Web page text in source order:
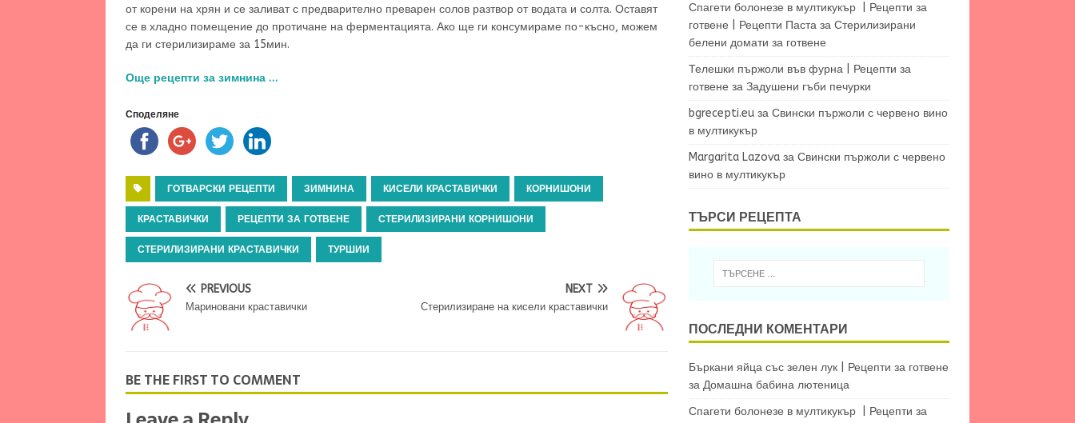
от корени на хрян и се заливат с предварително преварен солов разтвор от водата и солта. Оставят
се в хладно помещение до протичане на ферментацията. Ако ще ги консумираме по-късно, можем
да ги стерилизираме за 15мин.
Още рецепти за зимнина …
Споделяне
ГОТВАРСКИ РЕЦЕПТИ ЗИМНИНА КИСЕЛИ КРАСТАВИЧКИ КОРНИШОНИ
КРАСТАВИЧКИ РЕЦЕПТИ ЗА ГОТВЕНЕ СТЕРИЛИЗИРАНИ КОРНИШОНИ
СТЕРИЛИЗИРАНИ КРАСТАВИЧКИ ТУРШИИ
PREVIOUS
Мариновани краставички
NEXT
Стерилизиране на кисели краставички
BE THE FIRST TO COMMENT
Спагети болонезе в мултикукър | Рецепти за
готвене | Рецепти Пастаза Стерилизирани
белени домати за готвене
Телешки пържоли във фурна | Рецепти за
готвене за Задушени гъби печурки
bgrecepti.euза Свински пържоли с червено вино
в мултикукър
Margarita Lazovaза Свински пържоли с червено
вино в мултикукър
ТЪРСИ РЕЦЕПТА
ПОСЛЕДНИ КОМЕНТАРИ
Бъркани яйца със зелен лук | Рецепти за готвене
за Домашна бабина лютеница
Спагети болонезе в мултикукър | Рецепти за